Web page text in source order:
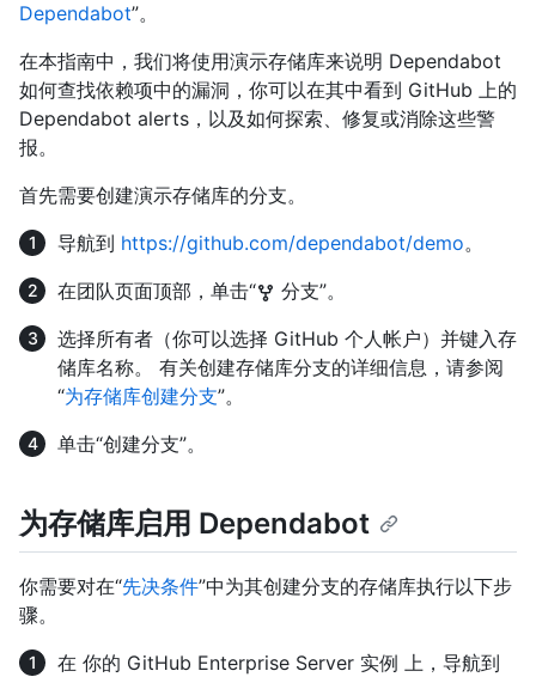
Dependabot”。
在本指南中，我们将使用演示存储库来说明 Dependabot
如何查找依赖项中的漏洞，你可以在其中看到 GitHub 上的
Dependabot alerts，以及如何探索、修复或消除这些警
报。
首先需要创建演示存储库的分支。
导航到 https://github.com/dependabot/demo。
在团队页面顶部，单击“
分支”。
选择所有者（你可以选择 GitHub 个人帐户）并键入存
储库名称。 有关创建存储库分支的详细信息，请参阅
“为存储库创建分支”。
单击“创建分支”。
为存储库启用 Dependabot
你需要对在“先决条件”中为其创建分支的存储库执行以下步
骤。
在 你的 GitHub Enterprise Server 实例 上，导航到